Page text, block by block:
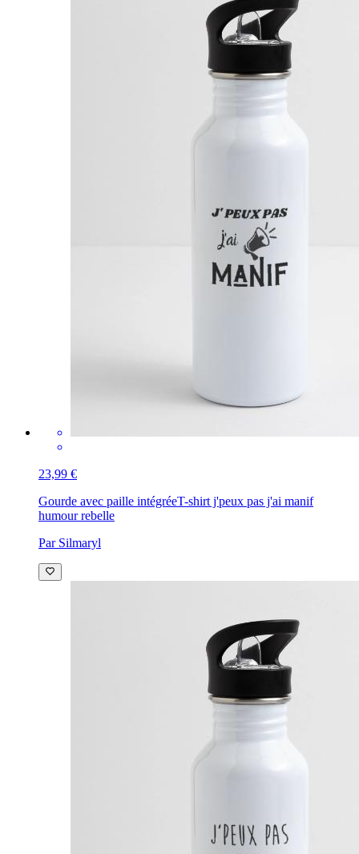
23,99 €
Gourde avec paille intégréeT-shirt j'peux pas j'ai manif
humour rebelle
Par Silmaryl